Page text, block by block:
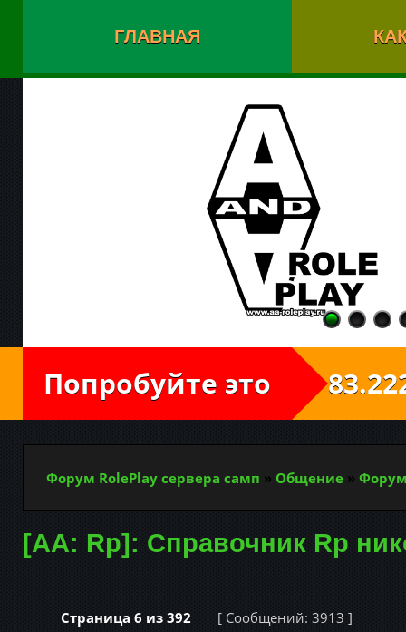
ГЛАВНАЯ
Попробуйте это
Форум RolePlay сервера самп » Общение »
[AA: Rp]: Справочник Rp
Страница 6 из 392 [ Сообщений: 3913 ]